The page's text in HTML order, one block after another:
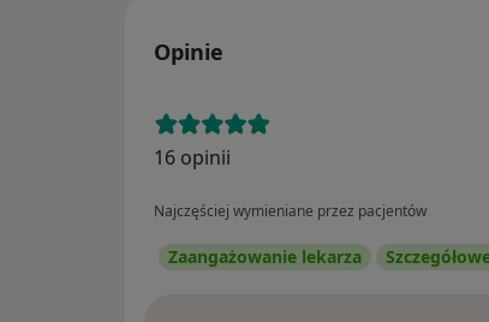
Opinie
16 opinii
Najczęściej wymieniane przez pacjentów
Zaangażowanie lekarza